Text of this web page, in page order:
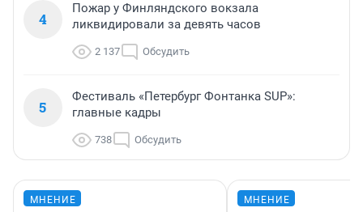
4
Пожар у Финляндского вокзала
ликвидировали за девять часов
2 137 Обсудить
5
Фестиваль «Петербург Фонтанка SUP»:
главные кадры
738 Обсудить
МНЕНИЕ МНЕНИЕ